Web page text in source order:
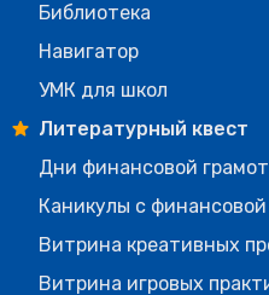
Библиотека
Навигатор
УМК для школ
Литературный квест
Дни финансовой
Каникулы с
Витрина креативных
Витрина игровых